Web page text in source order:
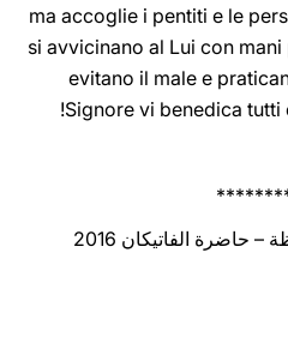
ma accoglie i pentiti e le
si avvicinano al Lui con
evitano il male e
Signore vi benedica tutti
الفاتيكان 2016